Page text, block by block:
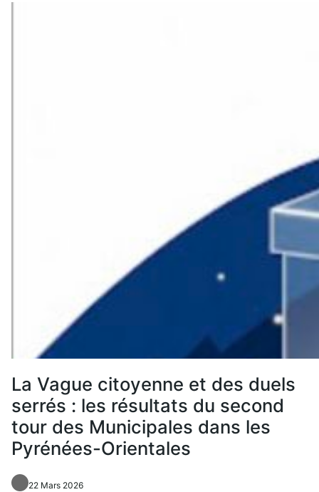
La Vague citoyenne et des duels
serrés : les résultats du second
tour des Municipales dans les
Pyrénées-Orientales
22 Mars 2026